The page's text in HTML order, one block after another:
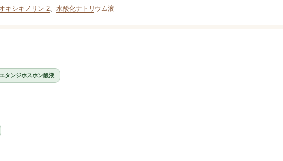
キシキノリン-2、 水酸化ナトリウム液
タンジホスホン酸液